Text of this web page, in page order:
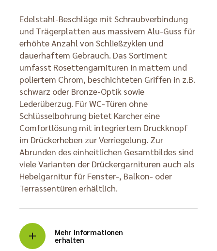
Edelstahl-Beschläge mit Schraubverbindung
und Trägerplatten aus massivem Alu-Guss für
erhöhte Anzahl von Schließzyklen und
dauerhaftem Gebrauch. Das Sortiment
umfasst Rosettengarnituren in mattem und
poliertem Chrom, beschichteten Griffen in z.B.
schwarz oder Bronze-Optik sowie
Lederüberzug. Für WC-Türen ohne
Schlüsselbohrung bietet Karcher eine
Comfortlösung mit integriertem Druckknopf
im Drückerheben zur Verriegelung. Zur
Abrunden des einheitlichen Gesamtbildes sind
viele Varianten der Drückergarnituren auch als
Hebelgarnitur für Fenster-, Balkon- oder
Terrassentüren erhältlich.
Mehr Informationen
erhalten